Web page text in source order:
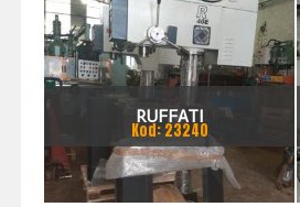
RUFFATI
Kod: 23240